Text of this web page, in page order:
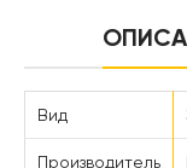
Вид
Производитель